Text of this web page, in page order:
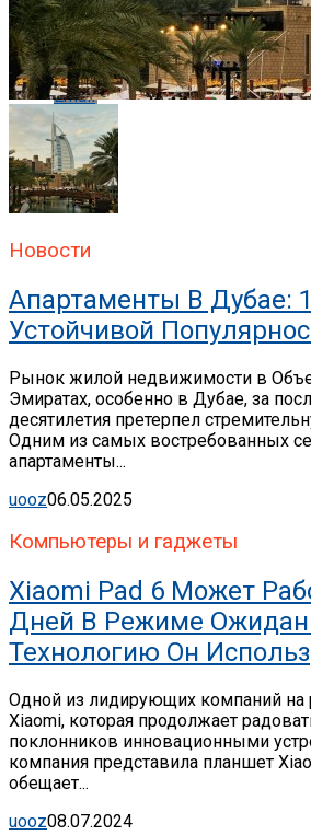
Whatsapp
Email
Новости
Апартаменты В Дубае:
Устойчивой
Рынок жилой недвижимости в
Эмиратах, особенно в Дубае, за
десятилетия претерпел
Одним из самых востребованных
апартаменты...
uooz06.05.2025
Компьютеры и гаджеты
Xiaomi Pad 6 Может
Дней В Режиме
Технологию Он
Одной из лидирующих компаний на
Xiaomi, которая продолжает
поклонников инновационными
компания представила планшет
обещает...
uooz08.07.2024